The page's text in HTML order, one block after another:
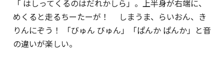
「 はしってくるのはだれかしら」。上半身が右端に、
めくると走るちーたーが！ しまうま、らいおん、き
りんにぞう！ 「びゅん びゅん」「ぱんか ぱんか」と音
の違いが楽しい。